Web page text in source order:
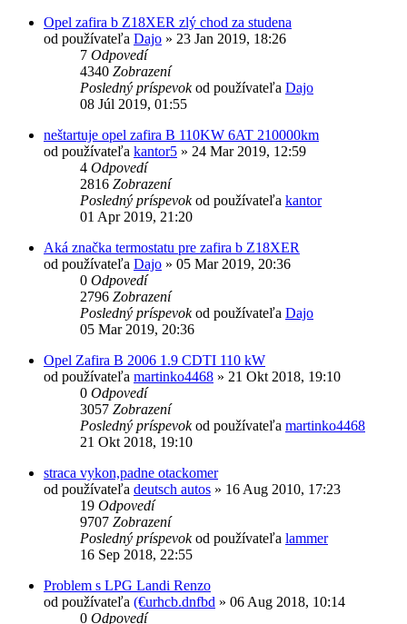
Opel zafira b Z18XER zlý chod za studena
od používateľa Dajo » 23 Jan 2019, 18:26
7 Odpovedí
4340 Zobrazení
Posledný príspevokod používateľa Dajo
08 Júl 2019, 01:55
neštartuje opel zafira B 110KW 6AT 210000km
od používateľa kantor5 » 24 Mar 2019, 12:59
4 Odpovedí
2816 Zobrazení
Posledný príspevokod používateľa kantor
01 Apr 2019, 21:20
Aká značka termostatu pre zafira b Z18XER
od používateľa Dajo » 05 Mar 2019, 20:36
0 Odpovedí
2796 Zobrazení
Posledný príspevokod používateľa Dajo
05 Mar 2019, 20:36
Opel Zafira B 2006 1.9 CDTI 110 kW
od používateľa martinko4468 » 21 Okt 2018, 19:10
0 Odpovedí
3057 Zobrazení
Posledný príspevokod používateľa martinko4468
21 Okt 2018, 19:10
straca vykon,padne otackomer
od používateľa deutsch autos » 16 Aug 2010, 17:23
19 Odpovedí
9707 Zobrazení
Posledný príspevokod používateľa lammer
16 Sep 2018, 22:55
Problem s LPG Landi Renzo
od používateľa (€urhcb.dnfbd » 06 Aug 2018, 10:14
0 Odpovedí